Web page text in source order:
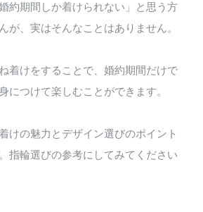
約期間しか着けられない」と思う方
が、実はそんなことはありません。
着けをすることで、婚約期間だけで
につけて楽しむことができます。
けの魅力とデザイン選びのポイント
指輪選びの参考にしてみてください